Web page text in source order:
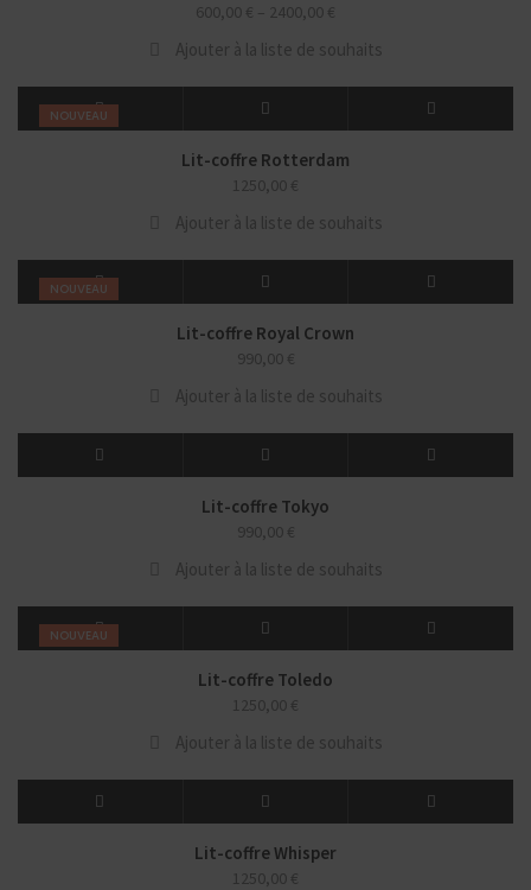
600,00 € – 2400,00 €
Ajouter à la liste de souhaits
NOUVEAU
Lit-coffre Rotterdam
1250,00 €
Ajouter à la liste de souhaits
NOUVEAU
Lit-coffre Royal Crown
990,00 €
Ajouter à la liste de souhaits
Lit-coffre Tokyo
990,00 €
Ajouter à la liste de souhaits
NOUVEAU
Lit-coffre Toledo
1250,00 €
Ajouter à la liste de souhaits
Lit-coffre Whisper
1250,00 €